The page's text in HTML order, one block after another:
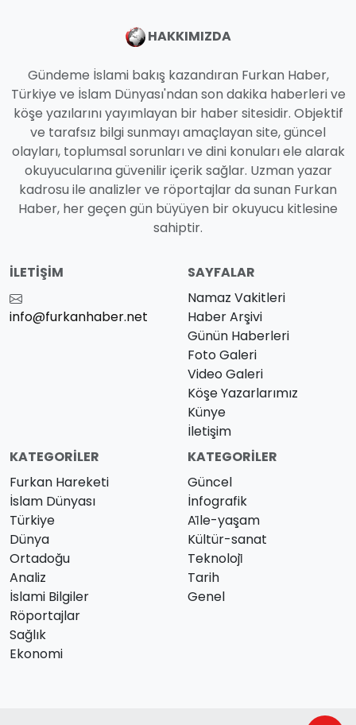
HAKKIMIZDA
Gündeme İslami bakış kazandıran Furkan Haber,
Türkiye ve İslam Dünyası'ndan son dakika haberleri ve
köşe yazılarını yayımlayan bir haber sitesidir. Objektif
ve tarafsız bilgi sunmayı amaçlayan site, güncel
olayları, toplumsal sorunları ve dini konuları ele alarak
okuyucularına güvenilir içerik sağlar. Uzman yazar
kadrosu ile analizler ve röportajlar da sunan Furkan
Haber, her geçen gün büyüyen bir okuyucu kitlesine
sahiptir.
İLETIŞIM
info@furkanhaber.net
SAYFALAR
Namaz Vakitleri
Haber Arşivi
Günün Haberleri
Foto Galeri
Video Galeri
Köşe Yazarlarımız
Künye
İletişim
KATEGORILER
Furkan Hareketi
İslam Dünyası
Türkiye
Dünya
Ortadoğu
Analiz
İslami Bilgiler
Röportajlar
Sağlık
Ekonomi
KATEGORILER
Güncel
İnfografik
Ai̇le-yaşam
Kültür-sanat
Teknoloji̇
Tarih
Genel